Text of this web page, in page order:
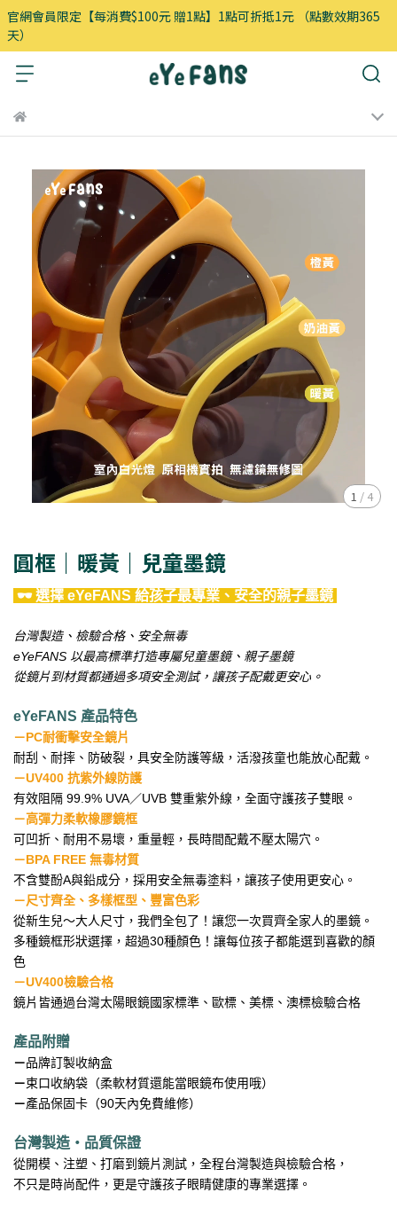
官網會員限定【每消費$100元 贈1點】1點可折抵1元 （點數效期365
天）
1 / 4
圓框｜暖黃｜兒童墨鏡
🕶 選擇 eYeFANS 給孩子最專業、安全的親子墨鏡
台灣製造、檢驗合格、安全無毒
eYeFANS 以最高標準打造專屬兒童墨鏡、親子墨鏡
從鏡片到材質都通過多項安全測試，讓孩子配戴更安心。
eYeFANS 產品特色
－PC耐衝擊安全鏡片
耐刮、耐摔、防破裂，具安全防護等級，活潑孩童也能放心配戴。
－UV400 抗紫外線防護
有效阻隔 99.9% UVA／UVB 雙重紫外線，全面守護孩子雙眼。
－高彈力柔軟橡膠鏡框
可凹折、耐用不易壞，重量輕，長時間配戴不壓太陽穴。
－BPA FREE 無毒材質
不含雙酚A與鉛成分，採用安全無毒塗料，讓孩子使用更安心。
－尺寸齊全、多樣框型、豐富色彩
從新生兒～大人尺寸，我們全包了！讓您一次買齊全家人的墨鏡。
多種鏡框形狀選擇，超過30種顏色！讓每位孩子都能選到喜歡的顏
色
－UV400檢驗合格
鏡片皆通過台灣太陽眼鏡國家標準、歐標、美標、澳標檢驗合格
產品附贈
－品牌訂製收納盒
－束口收納袋（柔軟材質還能當眼鏡布使用哦）
－產品保固卡（90天內免費維修）
台灣製造・品質保證
從開模、注塑、打磨到鏡片測試，全程台灣製造與檢驗合格，
不只是時尚配件，更是守護孩子眼睛健康的專業選擇。